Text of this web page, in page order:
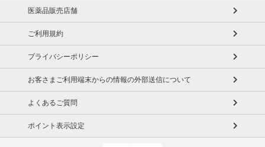
医薬品販売店舗
ご利用規約
プライバシーポリシー
お客さまご利用端末からの情報の外部送信について
よくあるご質問
ポイント表示設定